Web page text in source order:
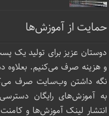
حمایت از آموزش‌ها
دوستان عزیز برای تولید یک
و هزینه صرف می‌کنیم. بعلاوه
نگه داشتن وب‌سایت صرف
به آموزش‌های رایگان
انتشار لینک‌ آموزش‌ها و